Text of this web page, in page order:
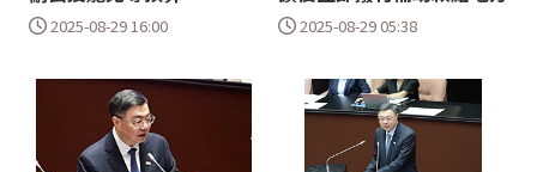
2025-08-29 16:00 2025-08-29 05:38